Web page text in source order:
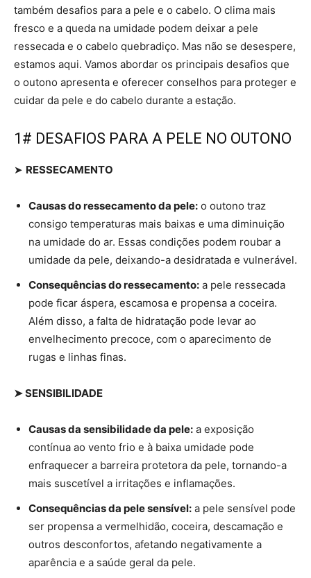
também desafios para a pele e o cabelo. O clima mais
fresco e a queda na umidade podem deixar a pele
ressecada e o cabelo quebradiço. Mas não se desespere,
estamos aqui. Vamos abordar os principais desafios que
o outono apresenta e oferecer conselhos para proteger e
cuidar da pele e do cabelo durante a estação.
1# DESAFIOS PARA A PELE NO OUTONO
➤ RESSECAMENTO
Causas do ressecamento da pele: o outono traz
consigo temperaturas mais baixas e uma diminuição
na umidade do ar. Essas condições podem roubar a
umidade da pele, deixando-a desidratada e vulnerável.
Consequências do ressecamento: a pele ressecada
pode ficar áspera, escamosa e propensa a coceira.
Além disso, a falta de hidratação pode levar ao
envelhecimento precoce, com o aparecimento de
rugas e linhas finas.
➤ SENSIBILIDADE
Causas da sensibilidade da pele: a exposição
contínua ao vento frio e à baixa umidade pode
enfraquecer a barreira protetora da pele, tornando-a
mais suscetível a irritações e inflamações.
Consequências da pele sensível: a pele sensível pode
ser propensa a vermelhidão, coceira, descamação e
outros desconfortos, afetando negativamente a
aparência e a saúde geral da pele.